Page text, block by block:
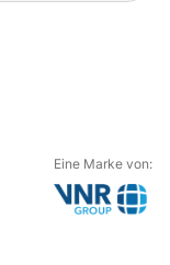
Eine Marke von: